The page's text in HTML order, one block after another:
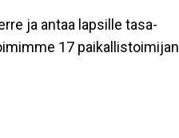
ja antaa lapsille tasa-
17 paikallistoimijan